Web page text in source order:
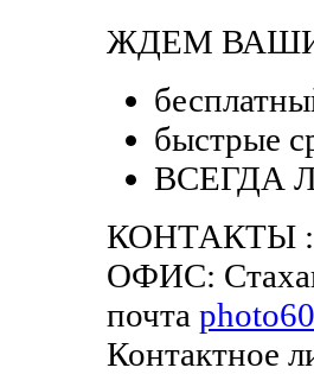
ЖДЕМ ВАШИ
быстрые
ВСЕГДА
КОНТАКТЫ :
ОФИС:
почта
Контактное